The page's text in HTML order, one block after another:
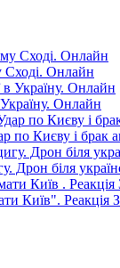
Сході. Онлайн
Онлайн
по Києву і брак
Дрон біля
Київ". Реакція